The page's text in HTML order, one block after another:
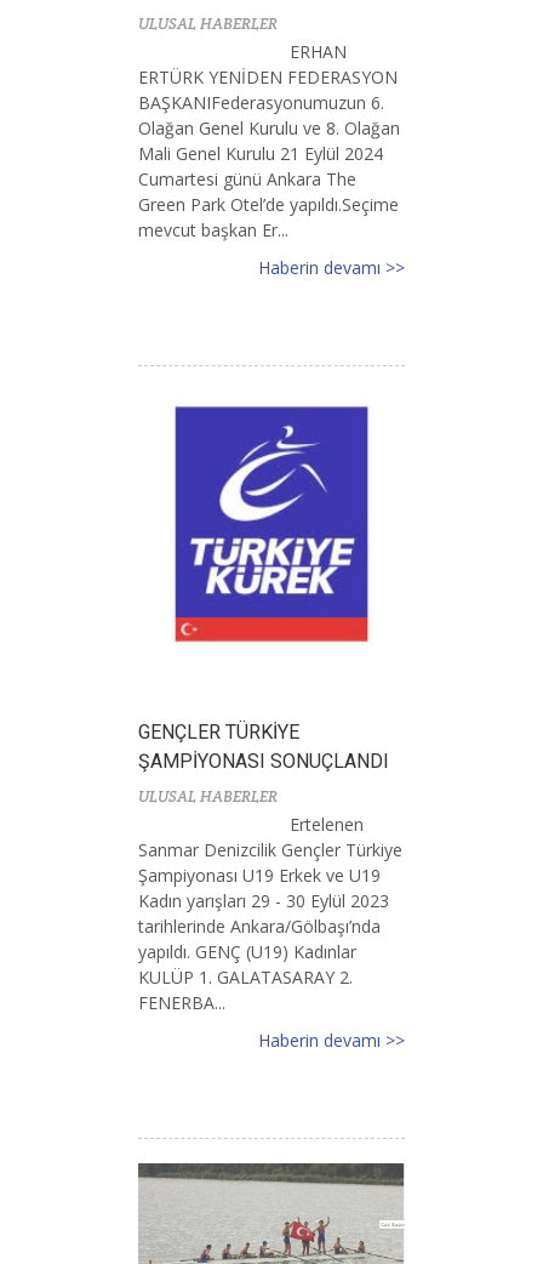
ULUSAL HABERLER
ERHAN
ERTÜRK YENİDEN FEDERASYON
BAŞKANIFederasyonumuzun 6.
Olağan Genel Kurulu ve 8. Olağan
Mali Genel Kurulu 21 Eylül 2024
Cumartesi günü Ankara The
Green Park Otel’de yapıldı.Seçime
mevcut başkan Er...
Haberin devamı >>
GENÇLER TÜRKİYE
ŞAMPİYONASI SONUÇLANDI
ULUSAL HABERLER
Ertelenen
Sanmar Denizcilik Gençler Türkiye
Şampiyonası U19 Erkek ve U19
Kadın yarışları 29 - 30 Eylül 2023
tarihlerinde Ankara/Gölbaşı’nda
yapıldı. GENÇ (U19) Kadınlar
KULÜP 1. GALATASARAY 2.
FENERBA...
Haberin devamı >>